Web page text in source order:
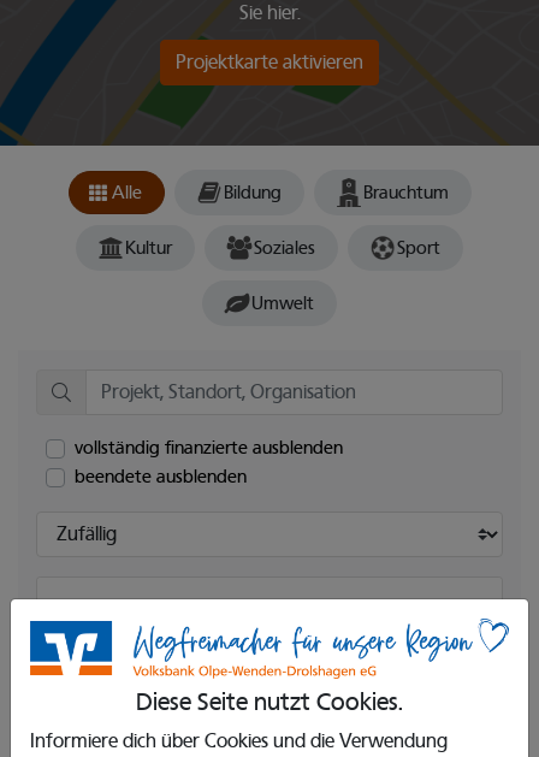
Diese Seite nutzt Cookies.
Informiere dich über Cookies und die Verwendung
Sie hier.
Projektkarte aktivieren
Alle Bildung Brauchtum
Kultur Soziales Sport
Umwelt
vollständig finanzierte ausblenden
beendete ausblenden
Sortieren nach: